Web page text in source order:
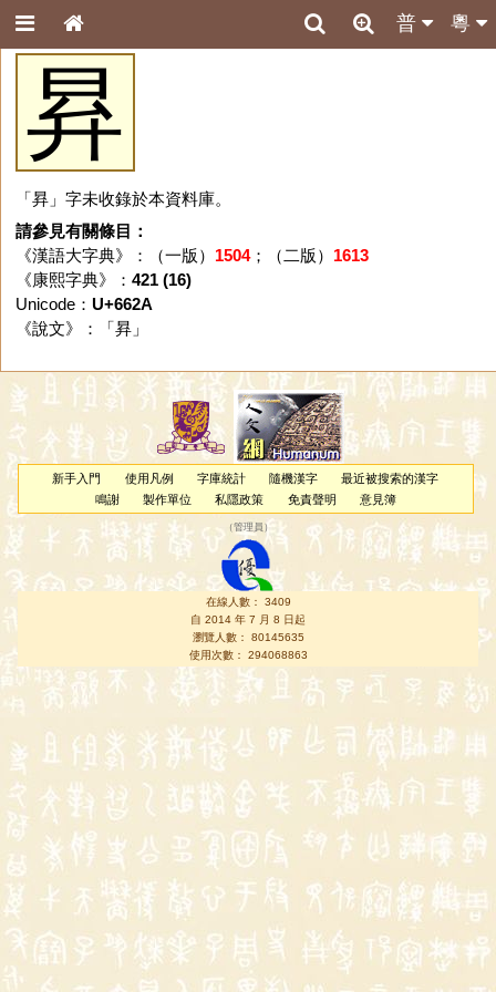
粵
普
昪
「昪」字未收錄於本資料庫。
請參見有關條目：
《漢語大字典》：（一版） 1504；（二版） 1613
《康熙字典》： 421 (16)
Unicode： U+662A
《說文》：「 昪」
新手入門 使用凡例 字庫統計 隨機漢字
最近被搜索的漢字
鳴謝
製作單位 私隱政策 免責聲明 意見簿
（管理員 ）
在線人數： 3409
自 2014 年 7 月 8 日起
瀏覽人數： 80145635
使用次數： 294068863